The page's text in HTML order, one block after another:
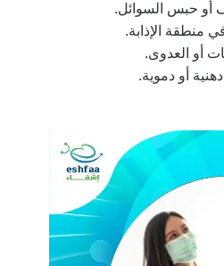
أو حبس السوائل.
منطقة الإذابة.
أو العدوى.
أو دموية.